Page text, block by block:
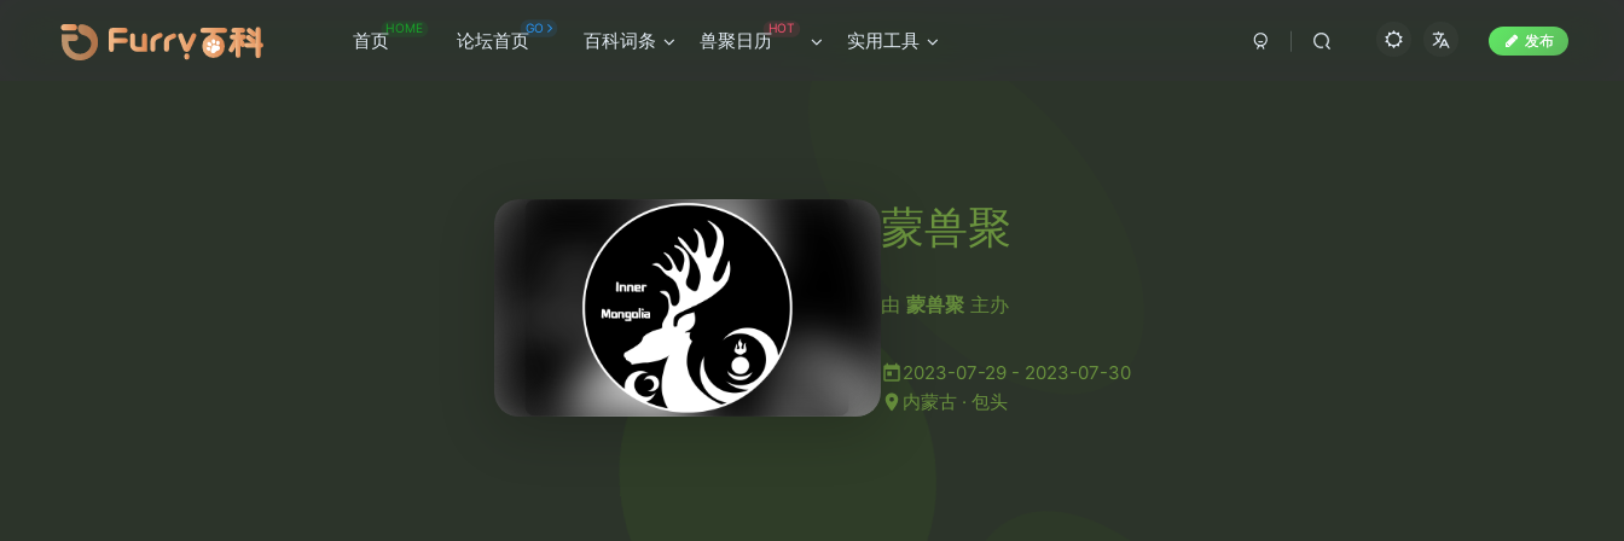
首页
HOME
论坛首页GO 百科词条 兽聚日历
HOT
实用工具 发布
蒙兽聚
由 蒙兽聚 主办
2023-07-29 - 2023-07-30
内蒙古 · 包头